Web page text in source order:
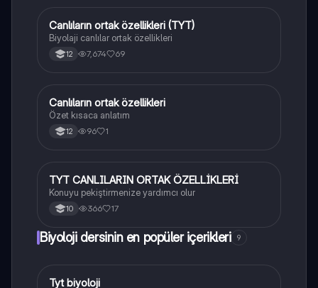
Biyoloji
Canlıların ortak özellikleri (TYT)
Biyolaji canlılar ortak özellikleri
12 7,674 69
Biyoloji
Canlıların ortak özellikleri
Özet kısaca anlatım
12 96 1
Biyoloji
TYT CANLILARIN ORTAK ÖZELLİKLERİ
Konuyu pekiştirmenize yardımcı olur
10 366 17
Biyoloji dersinin en popüler içerikleri 9
Biyoloji
Tyt biyoloji